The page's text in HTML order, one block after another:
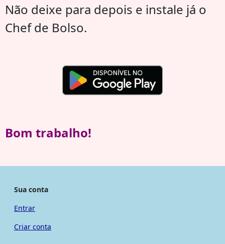
Não deixe para depois e instale já o
Chef de Bolso.
Bom trabalho!
Sua conta
Entrar
Criar conta